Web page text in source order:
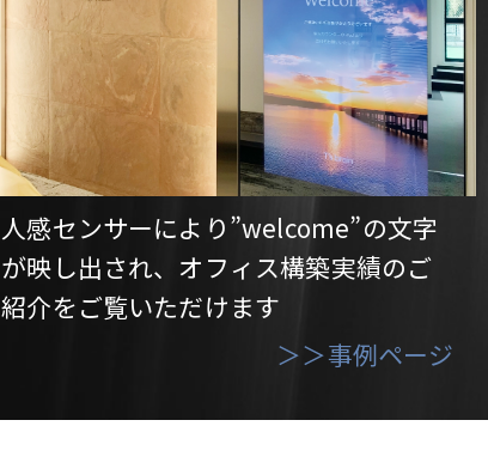
人感センサーにより”welcome”の文字
が映し出され、オフィス構築実績のご
紹介をご覧いただけます
＞＞事例ページ